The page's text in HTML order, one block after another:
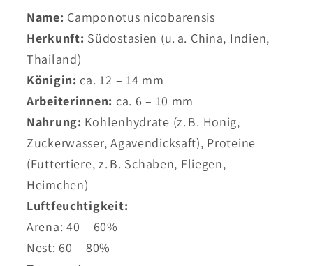
Name: Camponotus nicobarensis
Herkunft: Südostasien (u. a. China, Indien,
Thailand)
Königin: ca. 12 – 14 mm
Arbeiterinnen: ca. 6 – 10 mm
Nahrung: Kohlenhydrate (z. B. Honig,
Zuckerwasser, Agavendicksaft), Proteine
(Futtertiere, z. B. Schaben, Fliegen,
Heimchen)
Luftfeuchtigkeit:
Arena: 40 – 60%
Nest: 60 – 80%